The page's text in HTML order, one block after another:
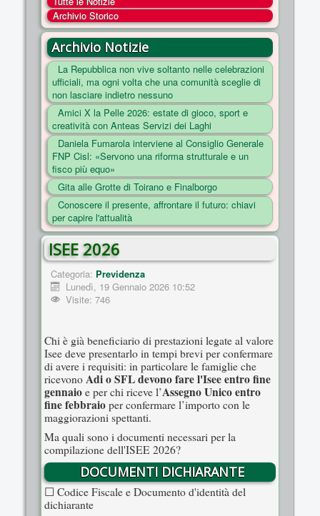
COSA FACCIAMO
ENTI
NOTIZIE
ESSENZIALI
MAPPA DEL SITO
CONVENZIONI
FOTO
SOCIAL
Archivio Storico
Archivio Notizie
La Repubblica non vive soltanto nelle celebrazioni
ufficiali, ma ogni volta che una comunità sceglie di
non lasciare indietro nessuno
Amici X la Pelle 2026: estate di gioco, sport e
creatività con Anteas Servizi dei Laghi
Daniela Fumarola interviene al Consiglio Generale
FNP Cisl: «Servono una riforma strutturale e un
fisco più equo»
Gita alle Grotte di Toirano e Finalborgo
Conoscere il presente, affrontare il futuro: chiavi
per capire l'attualità
ISEE 2026
Categoria: Previdenza
Lunedì, 19 Gennaio 2026 10:52
Visite: 746
Chi è già beneficiario di prestazioni legate al valore
Isee deve presentarlo in tempi brevi per confermare
di avere i requisiti: in particolare le famiglie che
ricevono Adi o SFL devono fare l'Isee entro fine
gennaio e per chi riceve l’Assegno Unico entro
fine febbraio per confermare l’importo con le
maggiorazioni spettanti.
Ma quali sono i documenti necessari per la
compilazione dell'ISEE 2026?
DOCUMENTI DICHIARANTE
☐ Codice Fiscale e Documento d'identità del
dichiarante